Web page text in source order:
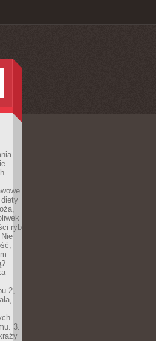
ryb
2,
3.